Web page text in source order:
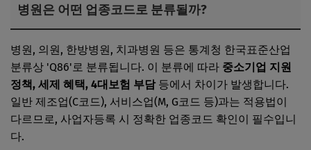
병원은 어떤 업종코드로 분류될까?
병원, 의원, 한방병원, 치과병원 등은 통계청 한국표준산업
분류상 'Q86'로 분류됩니다. 이 분류에 따라 중소기업 지원
정책, 세제 혜택, 4대보험 부담등에서 차이가 발생합니다.
일반 제조업(C코드), 서비스업(M, G코드 등)과는 적용법이
다르므로, 사업자등록 시 정확한 업종코드 확인이 필수입니
다.